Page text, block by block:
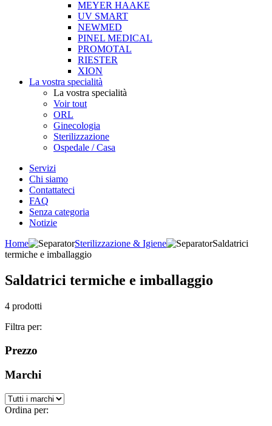
MEYER HAAKE
UV SMART
NEWMED
PINEL MEDICAL
PROMOTAL
RIESTER
XION
La vostra specialità
La vostra specialità
Voir tout
ORL
Ginecologia
Sterilizzazione
Ospedale / Casa
Servizi
Chi siamo
Contattateci
FAQ
Senza categoria
Notizie
Home
Sterilizzazione & Igiene
Saldatrici
termiche e imballaggio
Saldatrici termiche e imballaggio
4 prodotti
Filtra per:
Prezzo
Marchi
Ordina per: